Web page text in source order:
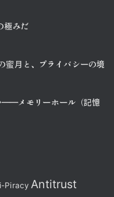
極みだ
蜜月と、プライバシーの境
――メモリーホール（記憶
Piracy Antitrust